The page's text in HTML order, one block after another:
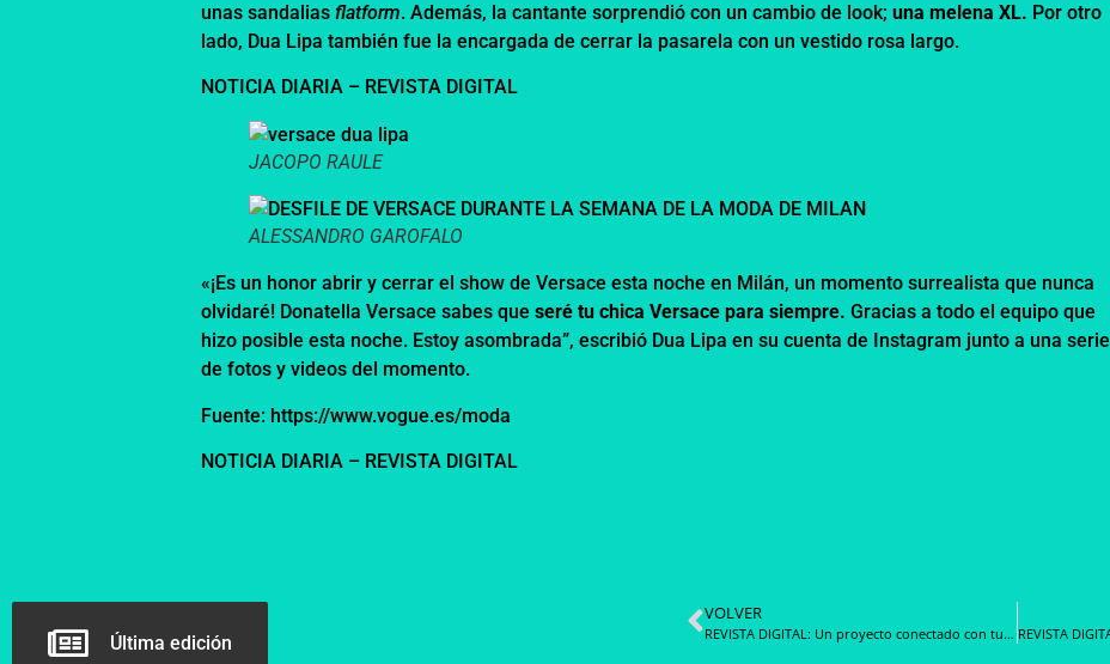
unas sandaliasflatform. Además, la cantante sorprendió con un cambio de look;una melena XL. Por otro
lado, Dua Lipa también fue la encargada de cerrar la pasarela con un vestido rosa largo.
NOTICIA DIARIA – REVISTA DIGITAL
JACOPO RAULE
ALESSANDRO GAROFALO
«¡Es un honor abrir y cerrar el show de Versace esta noche en Milán, un momento surrealista que nunca
olvidaré! Donatella Versace sabes queseré tu chica Versace para siempre. Gracias a todo el equipo que
hizo posible esta noche. Estoy asombrada”, escribió Dua Lipa en su cuenta de Instagram junto a una serie
de fotos y videos del momento.
Fuente: https://www.vogue.es/moda
NOTICIA DIARIA – REVISTA DIGITAL
Última edición
VOLVER
REVISTA DIGITAL: Un proyecto conectado con tu ritmo de vida